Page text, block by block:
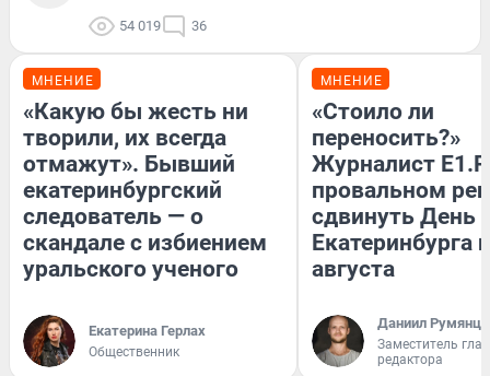
54 019 36
МНЕНИЕ
«Какую бы жесть ни
творили, их всегда
отмажут». Бывший
екатеринбургский
следователь — о
скандале с избиением
уральского ученого
Екатерина Герлах
Общественник
МНЕНИЕ
«Стоило ли
переносить?»
Журналист
провальном
сдвинуть День
Екатеринбурга
августа
Даниил
Заместитель
редактора